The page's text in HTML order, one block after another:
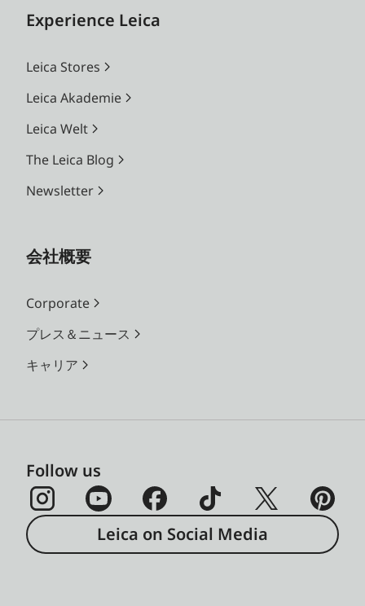
Experience Leica
Leica Stores
Leica Akademie
Leica Welt
The Leica Blog
Newsletter
会社概要
Corporate
プレス＆ニュース
キャリア
Follow us
Leica on Social Media